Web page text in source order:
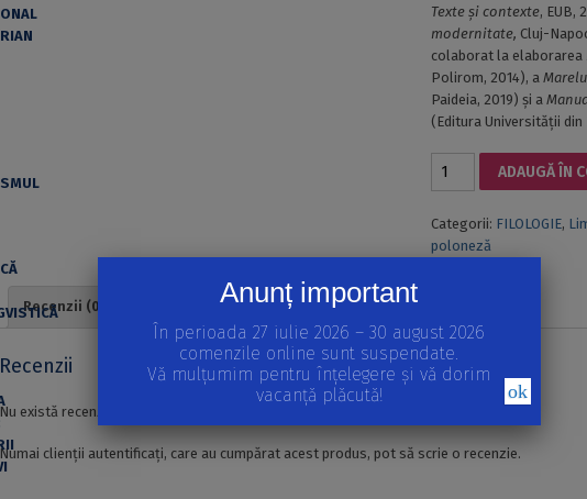
Texte şi contexte, EUB,
modernitate, Cluj-
colaborat la elaborarea
Polirom, 2014), a
Paideia, 2019) şi a
(Editura Universităţii din
Cantitate
IMAGOLOGIE
POLONĂ.
A,
REVIZUITĂ
ȘI
ADAUGĂ ÎN
Categorii: FILOLOGIE,
poloneză
Recenzii (0)
Recenzii
Nu există recenzii până acum.
Numai clienții autentificați, care au cumpărat acest produs, pot să scrie o recenzie.
Anunț important
În perioada 27 iulie 2026 – 30 august 2026
comenzile online sunt suspendate.
Vă mulțumim pentru înțelegere și vă dorim
vacanță plăcută!
ok